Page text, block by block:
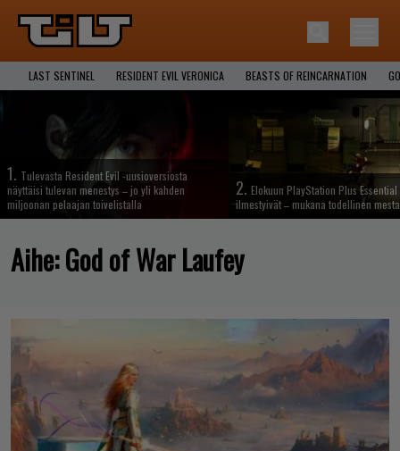
LAST SENTINEL RESIDENT EVIL VERONICA BEASTS OF REINCARNATION
1. Tulevasta Resident Evil -uusioversiosta
näyttäisi tulevan menestys – jo yli kahden
miljoonan pelaajan toivelistalla
2. Elokuun PlayStation Plus
ilmestyivät – mukana todellinen
Aihe:God of War Laufey